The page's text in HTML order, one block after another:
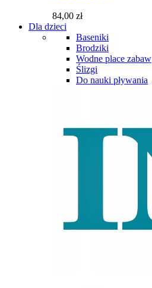
84,00 zł
Dla dzieci
Baseniki
Brodziki
Wodne place zabaw
Ślizgi
Do nauki pływania